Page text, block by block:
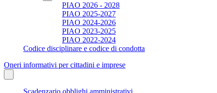
PIAO 2026 - 2028
PIAO 2025-2027
PIAO 2024-2026
PIAO 2023-2025
PIAO 2022-2024
Codice disciplinare e codice di condotta
Oneri informativi per cittadini e imprese
Scadenzario obblighi amministrativi